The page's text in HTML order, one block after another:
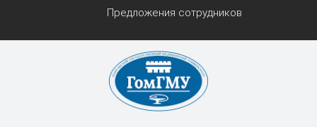
Предложения сотрудников